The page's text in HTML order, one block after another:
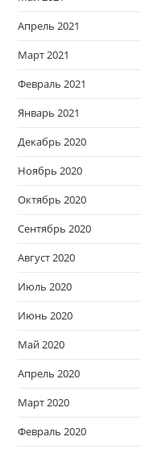
Апрель 2021
Март 2021
Февраль 2021
Январь 2021
Декабрь 2020
Ноябрь 2020
Октябрь 2020
Сентябрь 2020
Август 2020
Июль 2020
Июнь 2020
Май 2020
Апрель 2020
Март 2020
Февраль 2020